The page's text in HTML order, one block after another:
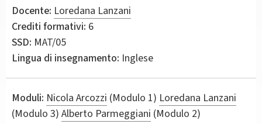
Docente: Loredana Lanzani
Crediti formativi: 6
SSD: MAT/05
Lingua di insegnamento: Inglese
Moduli: Nicola Arcozzi (Modulo 1) Loredana Lanzani
(Modulo 3) Alberto Parmeggiani (Modulo 2)